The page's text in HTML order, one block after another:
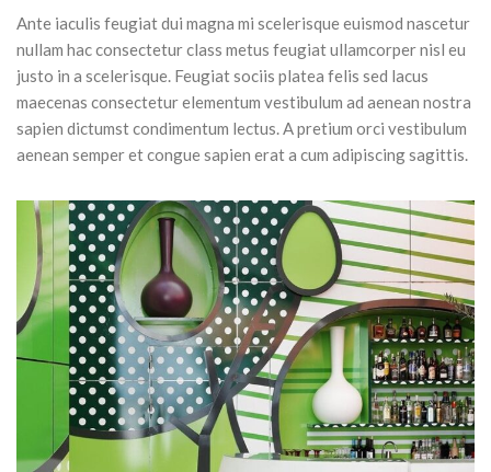
Ante iaculis feugiat dui magna mi scelerisque euismod nascetur
nullam hac consectetur class metus feugiat ullamcorper nisl eu
justo in a scelerisque. Feugiat sociis platea felis sed lacus
maecenas consectetur elementum vestibulum ad aenean nostra
sapien dictumst condimentum lectus. A pretium orci vestibulum
aenean semper et congue sapien erat a cum adipiscing sagittis.